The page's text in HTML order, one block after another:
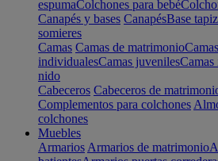
espumaColchones para bebé
Canapés y bases CanapésBase
somieres
Camas Camas de matrimonio
individualesCamas juveniles
nido
Cabeceros Cabeceros de
Complementos para colchones
colchones
Muebles
Armarios Armarios de matrimonio